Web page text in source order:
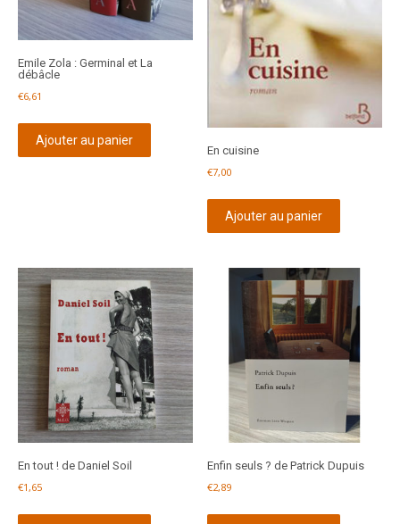
Emile Zola : Germinal et La
débâcle
€6,61
Ajouter au panier
En cuisine
€7,00
Ajouter au panier
En tout ! de Daniel Soil
€1,65
Enfin seuls ? de Patrick Dupuis
€2,89